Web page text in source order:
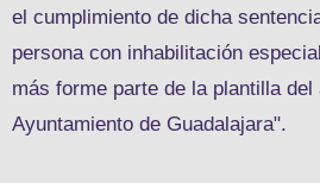
el cumplimiento de dicha
persona con inhabilitación
más forme parte de la plantilla del
Ayuntamiento de Guadalajara".